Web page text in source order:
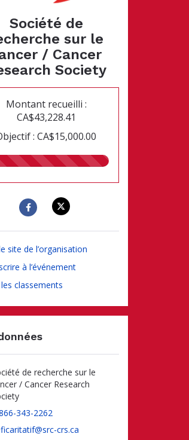
Société de
sur le
/ Cancer
Society
Montant recueilli :
CA$43,228.41
: CA$15,000.00
288.00%
site de l’organisation
à l’événement
classements
de recherche sur le
/ Cancer Research
343-2262
crs.ca